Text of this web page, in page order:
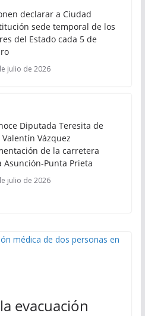
declarar a Ciudad
sede temporal de los
del Estado cada 5 de
julio de 2026
Diputada Teresita de
Valentín Vázquez
de la carretera
Asunción-Punta Prieta
julio de 2026
evacuación